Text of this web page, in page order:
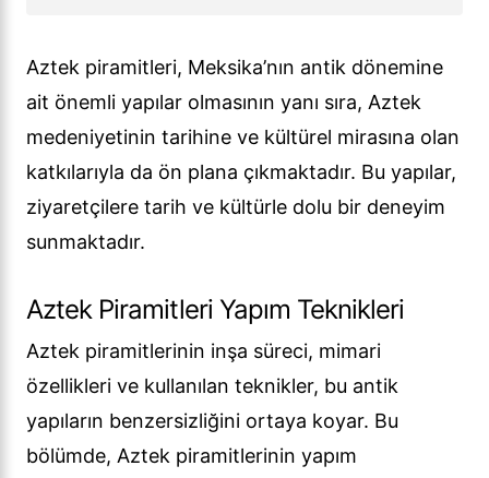
Aztek piramitleri, Meksika’nın antik dönemine
ait önemli yapılar olmasının yanı sıra, Aztek
medeniyetinin tarihine ve kültürel mirasına olan
katkılarıyla da ön plana çıkmaktadır. Bu yapılar,
ziyaretçilere tarih ve kültürle dolu bir deneyim
sunmaktadır.
Aztek Piramitleri Yapım Teknikleri
Aztek piramitlerinin inşa süreci, mimari
özellikleri ve kullanılan teknikler, bu antik
yapıların benzersizliğini ortaya koyar. Bu
bölümde, Aztek piramitlerinin yapım